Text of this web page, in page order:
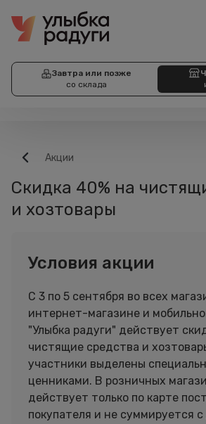
Завтра или позже
со склада
Акции
Скидка 40% на
и хозтовары
Условия акции
С 3 по 5 сентября во всех
интернет-магазине и
"Улыбка радуги" действует
чистящие средства и
участники выделены
ценниками. В розничных
действует только по карте
покупателя и не суммируется